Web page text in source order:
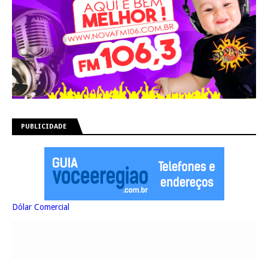
PUBLICIDADE
Dólar Comercial